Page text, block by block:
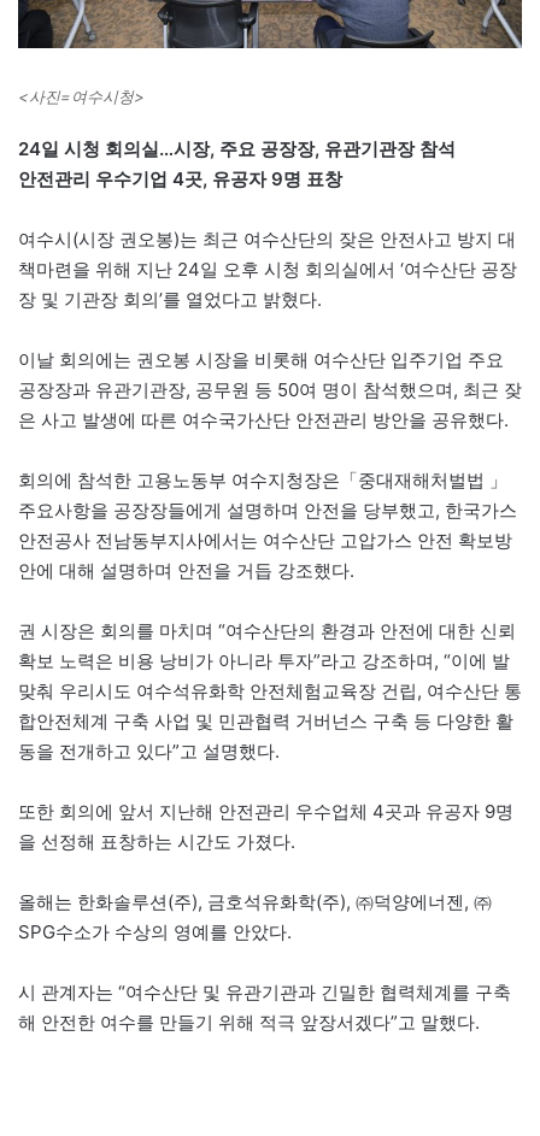
<사진=여수시청>
24일 시청 회의실…시장, 주요 공장장, 유관기관장 참석
안전관리 우수기업 4곳, 유공자 9명 표창
여수시(시장 권오봉)는 최근 여수산단의 잦은 안전사고 방지 대
책마련을 위해 지난 24일 오후 시청 회의실에서 ‘여수산단 공장
장 및 기관장 회의’를 열었다고 밝혔다.
이날 회의에는 권오봉 시장을 비롯해 여수산단 입주기업 주요
공장장과 유관기관장, 공무원 등 50여 명이 참석했으며, 최근 잦
은 사고 발생에 따른 여수국가산단 안전관리 방안을 공유했다.
회의에 참석한 고용노동부 여수지청장은「중대재해처벌법 」
주요사항을 공장장들에게 설명하며 안전을 당부했고, 한국가스
안전공사 전남동부지사에서는 여수산단 고압가스 안전 확보방
안에 대해 설명하며 안전을 거듭 강조했다.
권 시장은 회의를 마치며 “여수산단의 환경과 안전에 대한 신뢰
확보 노력은 비용 낭비가 아니라 투자”라고 강조하며, “이에 발
맞춰 우리시도 여수석유화학 안전체험교육장 건립, 여수산단 통
합안전체계 구축 사업 및 민관협력 거버넌스 구축 등 다양한 활
동을 전개하고 있다”고 설명했다.
또한 회의에 앞서 지난해 안전관리 우수업체 4곳과 유공자 9명
을 선정해 표창하는 시간도 가졌다.
올해는 한화솔루션(주), 금호석유화학(주), ㈜덕양에너젠, ㈜
SPG수소가 수상의 영예를 안았다.
시 관계자는 “여수산단 및 유관기관과 긴밀한 협력체계를 구축
해 안전한 여수를 만들기 위해 적극 앞장서겠다”고 말했다.